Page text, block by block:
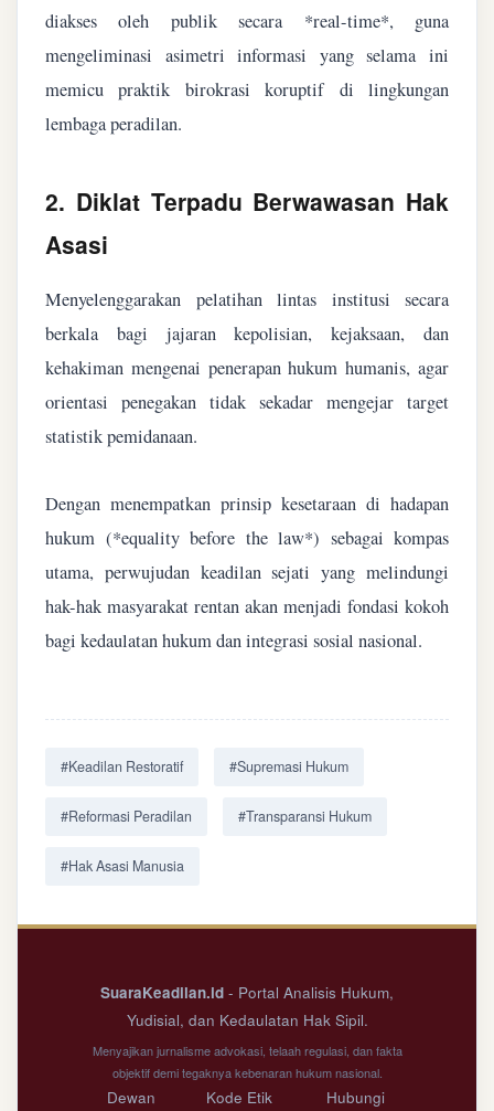
diakses oleh publik secara *real-time*, guna
mengeliminasi asimetri informasi yang selama ini
memicu praktik birokrasi koruptif di lingkungan
lembaga peradilan.
2. Diklat Terpadu Berwawasan Hak
Asasi
Menyelenggarakan pelatihan lintas institusi secara
berkala bagi jajaran kepolisian, kejaksaan, dan
kehakiman mengenai penerapan hukum humanis, agar
orientasi penegakan tidak sekadar mengejar target
statistik pemidanaan.
Dengan menempatkan prinsip kesetaraan di hadapan
hukum (*equality before the law*) sebagai kompas
utama, perwujudan keadilan sejati yang melindungi
hak-hak masyarakat rentan akan menjadi fondasi kokoh
bagi kedaulatan hukum dan integrasi sosial nasional.
#Keadilan Restoratif #Supremasi Hukum
#Reformasi Peradilan #Transparansi Hukum
#Hak Asasi Manusia
SuaraKeadilan.id - Portal Analisis Hukum,
Yudisial, dan Kedaulatan Hak Sipil.
Menyajikan jurnalisme advokasi, telaah regulasi, dan fakta
objektif demi tegaknya kebenaran hukum nasional.
Dewan Kode Etik Hubungi